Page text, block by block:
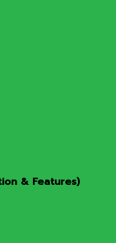
& Features)